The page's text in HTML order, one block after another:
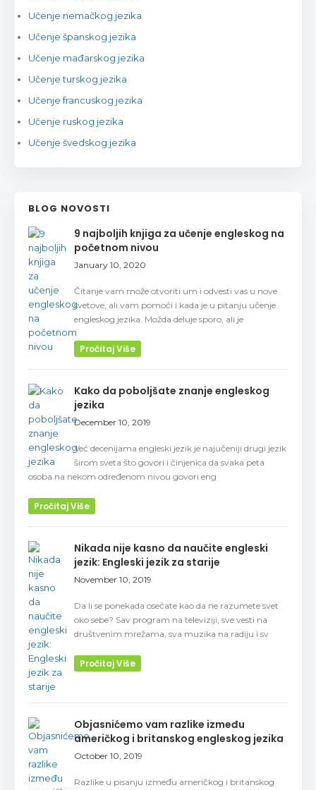
Učenje nemačkog jezika
Učenje španskog jezika
Učenje mađarskog jezika
Učenje turskog jezika
Učenje francuskog jezika
Učenje ruskog jezika
Učenje švedskog jezika
BLOG NOVOSTI
9 najboljih knjiga za učenje engleskog na
početnom nivou
January 10, 2020
Čitanje vam može otvoriti um i odvesti vas u nove
svetove, ali vam pomoći i kada je u pitanju učenje
engleskog jezika. Možda deluje sporo, ali je
Pročitaj Više
Kako da poboljšate znanje engleskog
jezika
December 10, 2019
Već decenijama engleski jezik je najučeniji drugi jezik
širom sveta što govori i činjenica da svaka peta
osoba na nekom određenom nivou govori eng
Pročitaj Više
Nikada nije kasno da naučite engleski
jezik: Engleski jezik za starije
November 10, 2019
Da li se ponekada osećate kao da ne razumete svet
oko sebe? Sav program na televiziji, sve vesti na
društvenim mrežama, sva muzika na radiju i sv
Pročitaj Više
Objasnićemo vam razlike između
američkog i britanskog engleskog jezika
October 10, 2019
Razlike u pisanju između američkog i britanskog